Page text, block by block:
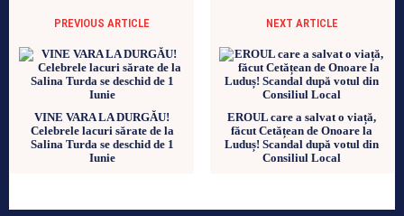
PREVIOUS ARTICLE
VINE VARA LA DURGĂU!
Celebrele lacuri sărate de la
Salina Turda se deschid de 1
Iunie
NEXT ARTICLE
EROUL care a salvat o viață,
făcut Cetățean de Onoare la
Luduș! Scandal după votul din
Consiliul Local